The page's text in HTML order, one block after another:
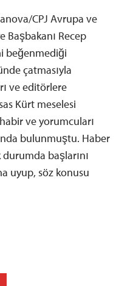
CPJ Avrupa ve
Başbakanı Recep
beğenmediği
çatmasıyla
ve editörlere
Kürt meselesi
ve yorumcuları
bulunmuştu. Haber
başlarını
uyup, söz konusu